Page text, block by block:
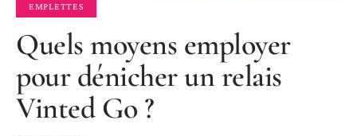
EMPLETTES
Quels moyens employer
pour dénicher un relais
Vinted Go ?